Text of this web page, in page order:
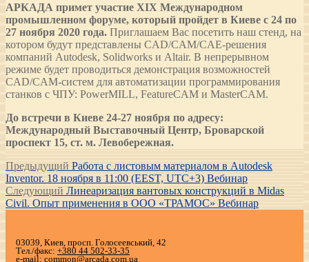
АРКАДА примет участие XIX Международном
промышленном форуме, который пройдет в Киеве с 24 по
27 ноября 2020 года. Приглашаем Вас посетить наш стенд, на
котором будут представлены CAD/CAM/CAE-решения
компаний Autodesk, Solidworks и Altair. В непрерывном
режиме будет проводиться демонстрация возможностей
CAD/CAM-систем для автоматизации программирования
станков с ЧПУ: PowerMILL, FeatureCAM и MasterCAM.
До встречи в Киеве 24-27 ноября по адресу:
Международный Выставочный Центр, Броварской
проспект 15, ст. м. Левобережная.
Навигация
по
записям
Предыдущий Предыдущая
запись:
Работа с листовым материалом в Autodesk
Inventor. 18 ноября в 11:00 (EEST, UTC+3) Вебинар
Следующий Следующая
запись:
Линеаризация вантовых конструкций в Midas
Civil. Опыт применения в ООО «ТРАМОС» Вебинар
03039, Киев, просп. Голосеевський, 42
Тел./факс: +380 44 502-33-35
e-mail: common@arcada.com.ua